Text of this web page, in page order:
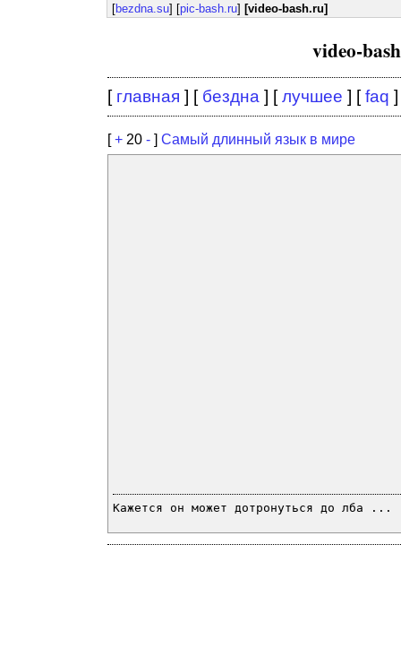
[bezdna.su] [pic-bash.ru] [video-bash.ru]
video-
[ главная ] [ бездна ] [лучшее ] [faq ]
[+ 20 - ] Самый длинный язык в мире
Кажется он может дотронуться до лба ...